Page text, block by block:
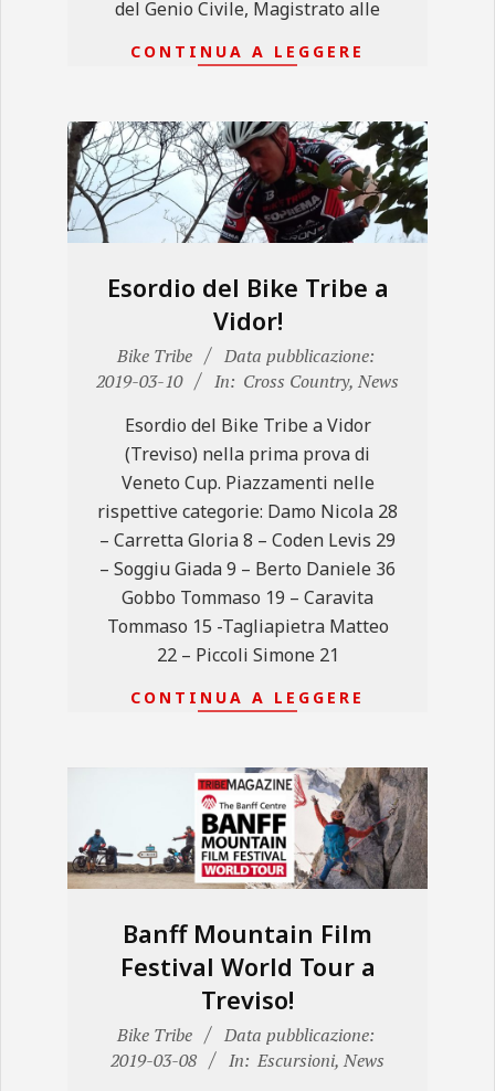
del Genio Civile, Magistrato alle
CONTINUA A LEGGERE
Esordio del Bike Tribe a
Vidor!
2019-
03-
Bike Tribe
Data pubblicazione:
2019-03-10
In: Cross Country, News
Esordio del Bike Tribe a Vidor
(Treviso) nella prima prova di
Veneto Cup. Piazzamenti nelle
rispettive categorie: Damo Nicola 28
– Carretta Gloria 8 – Coden Levis 29
– Soggiu Giada 9 – Berto Daniele 36
Gobbo Tommaso 19 – Caravita
Tommaso 15 -Tagliapietra Matteo
22 – Piccoli Simone 21
CONTINUA A LEGGERE
Banff Mountain Film
Festival World Tour a
Treviso!
2019-
03-
Bike Tribe
Data pubblicazione:
2019-03-08
In: Escursioni, News